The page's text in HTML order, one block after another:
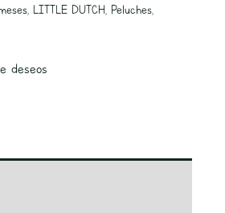
, LITTLE DUTCH, Peluches,
deseos